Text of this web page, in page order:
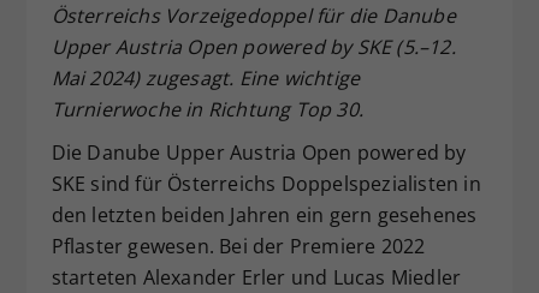
Österreichs Vorzeigedoppel für die Danube
Upper Austria Open powered by SKE (5.–12.
Mai 2024) zugesagt. Eine wichtige
Turnierwoche in Richtung Top 30.
Die Danube Upper Austria Open powered by
SKE sind für Österreichs Doppelspezialisten in
den letzten beiden Jahren ein gern gesehenes
Pflaster gewesen. Bei der Premiere 2022
starteten Alexander Erler und Lucas Miedler